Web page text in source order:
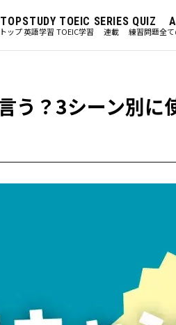
TOP
トップ
STUDY
英語学習
TOEIC
TOEIC学習
SERIES
連載
QUIZ
練習問題全
う？3シーン別に